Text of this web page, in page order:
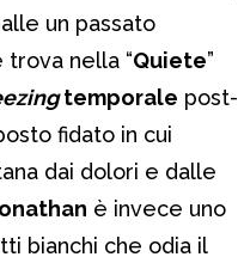
un passato
nella “Quiete”
temporale post-
fidato in cui
dai dolori e dalle
è invece uno
bianchi che odia il